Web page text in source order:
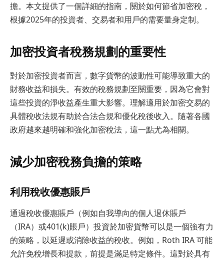
擔。本文提供了一個詳細的指南，關於如何節省加密稅，
根據2025年的投資者、交易者和用戶的需要量身定制。
加密投資者稅務規劃的重要性
對於加密投資者而言，數字貨幣的波動性可能導致重大的
財務收益和損失。有效的稅務規劃至關重要，因為它會對
這些投資的淨收益產生重大影響。理解適用於加密交易的
具體稅收法規有助於合法合規和優化稅後收入。隨著各國
政府越來越明確和強化加密稅法，這一點尤為相關。
減少加密稅務負擔的策略
利用稅收優惠賬戶
通過稅收優惠賬戶（例如自我導向的個人退休賬戶
（IRA）或401(k)賬戶）投資於加密貨幣可以是一個強有力
的策略，以延遲或消除收益的稅收。例如，Roth IRA 可能
允許免稅增長和提款，前提是滿足特定條件。這對於具有